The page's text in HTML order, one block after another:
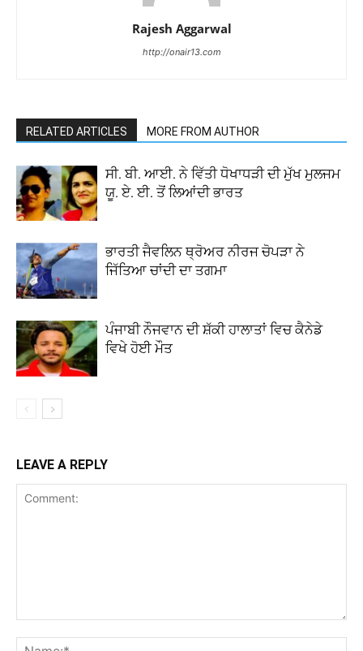
Rajesh Aggarwal
http://onair13.com
RELATED ARTICLES MORE FROM AUTHOR
ਸੀ. ਬੀ. ਆਈ. ਨੇ ਵਿੱਤੀ ਧੋਖਾਧੜੀ ਦੀ ਮੁੱਖ ਮੁਲਜਮ
ਯੂ. ਏ. ਈ. ਤੋਂ ਲਿਆਂਦੀ ਭਾਰਤ
ਭਾਰਤੀ ਜੈਵਲਿਨ ਥ੍ਰੋਅਰ ਨੀਰਜ ਚੋਪੜਾ ਨੇ
ਜਿੱਤਿਆ ਚਾਂਦੀ ਦਾ ਤਗਮਾ
ਪੰਜਾਬੀ ਨੌਜਵਾਨ ਦੀ ਸ਼ੱਕੀ ਹਾਲਾਤਾਂ ਵਿਚ ਕੈਨੇਡੇ
ਵਿਖੇ ਹੋਈ ਮੌਤ
LEAVE A REPLY